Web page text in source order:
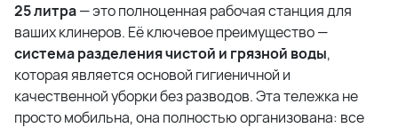
25 литра— это полноценная рабочая станция для
ваших клинеров. Её ключевое преимущество —
система разделения чистой и грязной воды,
которая является основой гигиеничной и
качественной уборки без разводов. Эта тележка не
просто мобильна, она полностью организована: все